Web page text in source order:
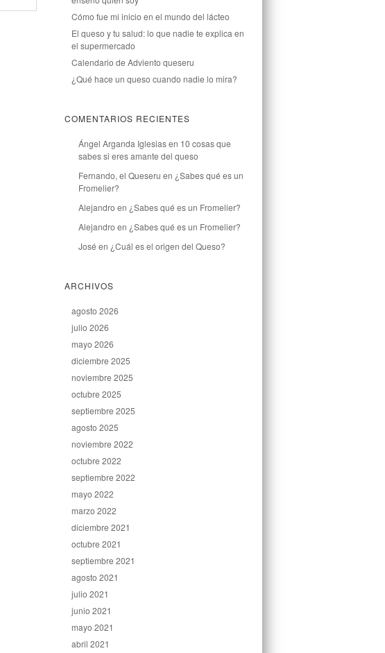
Cómo fue mi inicio en el mundo del lácteo
El queso y tu salud: lo que nadie te explica en
el supermercado
Calendario de Adviento queseru
¿Qué hace un queso cuando nadie lo mira?
COMENTARIOS RECIENTES
Ángel Arganda Iglesiasen 10 cosas que
sabes si eres amante del queso
Fernando, el Queseru en ¿Sabes qué es un
Fromelier?
Alejandro en ¿Sabes qué es un Fromelier?
Alejandro en ¿Sabes qué es un Fromelier?
José en ¿Cuál es el origen del Queso?
ARCHIVOS
agosto 2026
julio 2026
mayo 2026
diciembre 2025
noviembre 2025
octubre 2025
septiembre 2025
agosto 2025
noviembre 2022
octubre 2022
septiembre 2022
mayo 2022
marzo 2022
diciembre 2021
octubre 2021
septiembre 2021
agosto 2021
julio 2021
junio 2021
mayo 2021
abril 2021